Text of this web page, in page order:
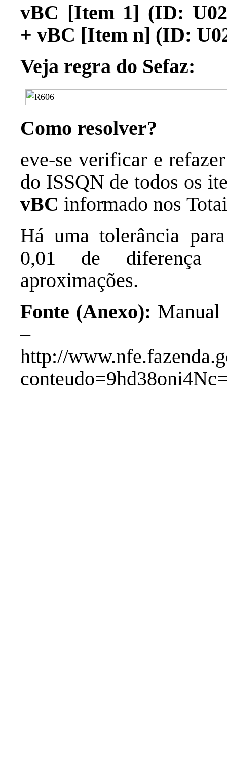
vBC [Item 1] (ID:
+ vBC [Item n] (ID:
Veja regra do Sefaz:
Como resolver?
eve-se verificar e
do ISSQN de todos os
vBC informado nos
Há uma tolerância
0,01 de diferença
aproximações.
Fonte (Anexo): Manual
http://